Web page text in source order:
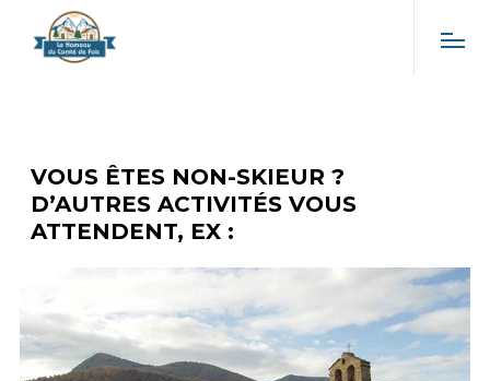
VOUS ÊTES NON-SKIEUR ?
D’AUTRES ACTIVITÉS VOUS
ATTENDENT, EX :